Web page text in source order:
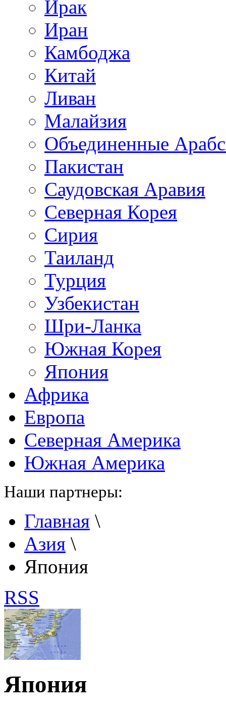
Ирак
Иран
Камбоджа
Китай
Ливан
Малайзия
Объединенные
Пакистан
Саудовская Аравия
Северная Корея
Сирия
Таиланд
Турция
Узбекистан
Шри-Ланка
Южная Корея
Япония
Африка
Европа
Северная Америка
Южная Америка
Наши партнеры:
Главная \
Азия \
Япония
RSS
Япония